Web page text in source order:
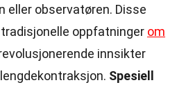
eller observatøren. Disse
oppfatninger om
innsikter
Spesiell